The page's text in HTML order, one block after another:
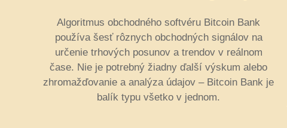
Algoritmus obchodného softvéru Bitcoin Bank
používa šesť rôznych obchodných signálov na
určenie trhových posunov a trendov v reálnom
čase. Nie je potrebný žiadny ďalší výskum alebo
zhromažďovanie a analýza údajov – Bitcoin Bank je
balík typu všetko v jednom.